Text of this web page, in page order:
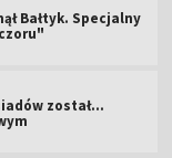
Bałtyk. Specjalny
został...